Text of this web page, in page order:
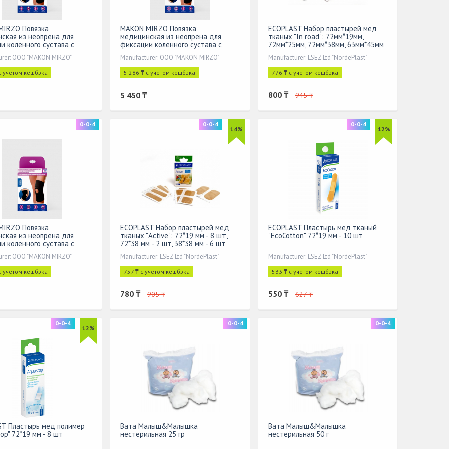
Повязка
из неопрена для
коленного сустава с
чашечкой 01906. Размер
ООО "MAKON MIRZO"
учётом кешбэка
MAKON MIRZO Повязка
медицинская из неопрена для
фиксации коленного сустава с
открытой чашечкой 01906. Размер
4
Manufacturer: ООО "MAKON MIRZO"
5 286 ₸ с учётом кешбэка
5 450 ₸
ECOPLAST Набор пластырей мед
тканых "In road": 72мм*19мм,
72мм*25мм, 72мм*38мм, 63мм*45мм
- по 5 шт
Manufacturer: LSEZ Ltd "NordePlast"
776 ₸ с учётом кешбэка
800 ₸ 945 ₸
0-0-4
Повязка
из неопрена для
коленного сустава с
чашечкой 01906. Размер
ООО "MAKON MIRZO"
учётом кешбэка
14%
0-0-4
ECOPLAST Набор пластырей мед
тканых "Active": 72*19 мм - 8 шт,
72*38 мм - 2 шт, 38*38 мм - 6 шт
Manufacturer: LSEZ Ltd "NordePlast"
757 ₸ с учётом кешбэка
780 ₸ 905 ₸
12%
0-0-4
ECOPLAST Пластырь мед тканый
"EcoCotton" 72*19 мм - 10 шт
Manufacturer: LSEZ Ltd "NordePlast"
533 ₸ с учётом кешбэка
550 ₸ 627 ₸
12%
0-0-4
Пластырь мед полимер
72*19 мм - 8 шт
0-0-4
Вата Малыш&Малышка
нестерильная 25 гр
0-0-4
Вата Малыш&Малышка
нестерильная 50 г